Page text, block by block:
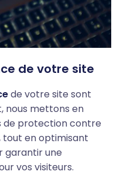
de votre site
de votre site sont
nous mettons en
de protection contre
tout en optimisant
garantir une
vos visiteurs.